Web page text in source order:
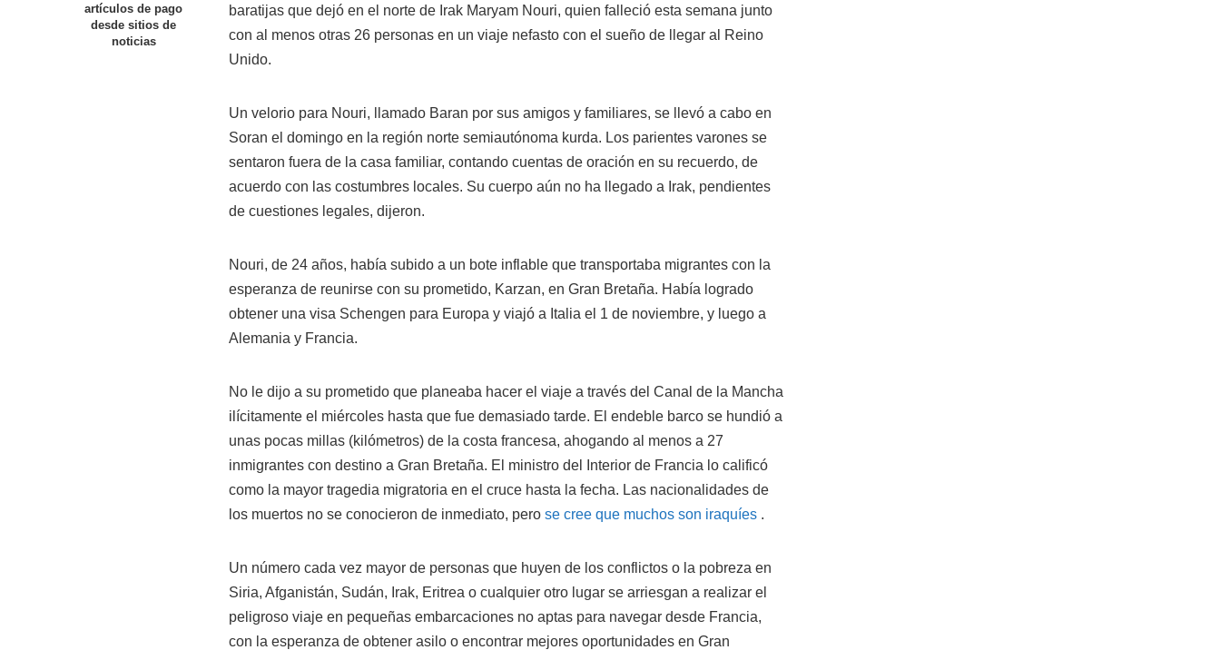
artículos de pago
desde sitios de
noticias
baratijas que dejó en el norte de Irak Maryam Nouri, quien falleció esta semana junto
con al menos otras 26 personas en un viaje nefasto con el sueño de llegar al Reino
Unido.
Un velorio para Nouri, llamado Baran por sus amigos y familiares, se llevó a cabo en
Soran el domingo en la región norte semiautónoma kurda. Los parientes varones se
sentaron fuera de la casa familiar, contando cuentas de oración en su recuerdo, de
acuerdo con las costumbres locales. Su cuerpo aún no ha llegado a Irak, pendientes
de cuestiones legales, dijeron.
Nouri, de 24 años, había subido a un bote inflable que transportaba migrantes con la
esperanza de reunirse con su prometido, Karzan, en Gran Bretaña. Había logrado
obtener una visa Schengen para Europa y viajó a Italia el 1 de noviembre, y luego a
Alemania y Francia.
No le dijo a su prometido que planeaba hacer el viaje a través del Canal de la Mancha
ilícitamente el miércoles hasta que fue demasiado tarde. El endeble barco se hundió a
unas pocas millas (kilómetros) de la costa francesa, ahogando al menos a 27
inmigrantes con destino a Gran Bretaña. El ministro del Interior de Francia lo calificó
como la mayor tragedia migratoria en el cruce hasta la fecha. Las nacionalidades de
los muertos no se conocieron de inmediato, pero se cree que muchos son iraquíes .
Un número cada vez mayor de personas que huyen de los conflictos o la pobreza en
Siria, Afganistán, Sudán, Irak, Eritrea o cualquier otro lugar se arriesgan a realizar el
peligroso viaje en pequeñas embarcaciones no aptas para navegar desde Francia,
con la esperanza de obtener asilo o encontrar mejores oportunidades en Gran